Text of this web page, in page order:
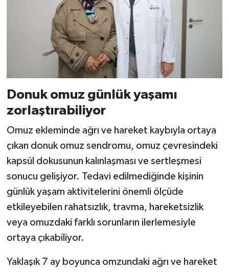
Donuk omuz günlük yaşamı
zorlaştırabiliyor
Omuz ekleminde ağrı ve hareket kaybıyla ortaya
çıkan donuk omuz sendromu, omuz çevresindeki
kapsül dokusunun kalınlaşması ve sertleşmesi
sonucu gelişiyor. Tedavi edilmediğinde kişinin
günlük yaşam aktivitelerini önemli ölçüde
etkileyebilen rahatsızlık, travma, hareketsizlik
veya omuzdaki farklı sorunların ilerlemesiyle
ortaya çıkabiliyor.
Yaklaşık 7 ay boyunca omzundaki ağrı ve hareket